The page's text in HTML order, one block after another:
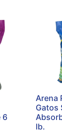
6
Arena
Gatos
lb.